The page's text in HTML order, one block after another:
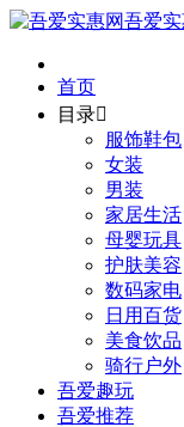
吾爱实
首页
目录
服饰鞋包
女装
男装
家居生活
母婴玩具
护肤美容
数码家电
日用百货
美食饮品
骑行户外
吾爱趣玩
吾爱推荐